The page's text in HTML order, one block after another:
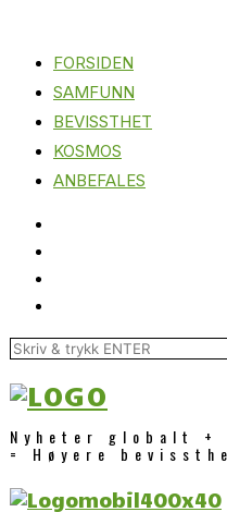
FORSIDEN
SAMFUNN
BEVISSTHET
KOSMOS
ANBEFALES
Nyheter globalt
= Høyere